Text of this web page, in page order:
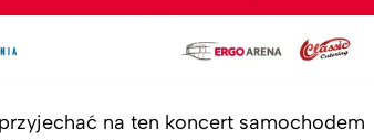
na ten koncert samochodem